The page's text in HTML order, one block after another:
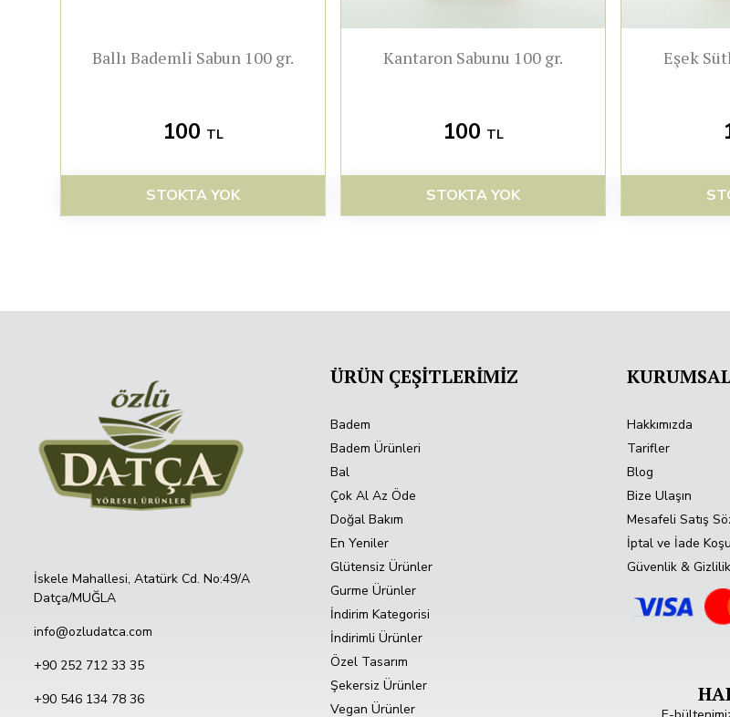
Ballı Bademli Sabun 100 gr.
100 TL
STOKTA YOK
Kantaron Sabunu 100 gr.
100 TL
STOKTA YOK
Eşek
İskele Mahallesi, Atatürk Cd. No:49/A
Datça/MUĞLA
info@ozludatca.com
+90 252 712 33 35
+90 546 134 78 36
ÜRÜN ÇEŞİTLERİMİZ
Badem
Badem Ürünleri
Bal
Çok Al Az Öde
Doğal Bakım
En Yeniler
Glütensiz Ürünler
Gurme Ürünler
İndirim Kategorisi
İndirimli Ürünler
Özel Tasarım
Şekersiz Ürünler
Vegan Ürünler
Hakkımızda
Tarifler
Blog
Bize Ulaşın
Mesafeli Satış
İptal ve İade
Güvenlik &